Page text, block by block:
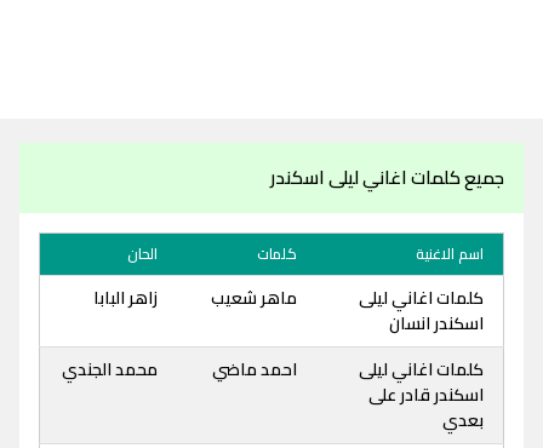
جميع كلمات اغاني ليلى اسكندر
اسم الاغنية كلمات الحان
كلمات اغاني ليلى
اسكندر انسان
ماهر شعيب زاهر البابا
كلمات اغاني ليلى
اسكندر قادر على
بعدي
احمد ماضي محمد الجندي